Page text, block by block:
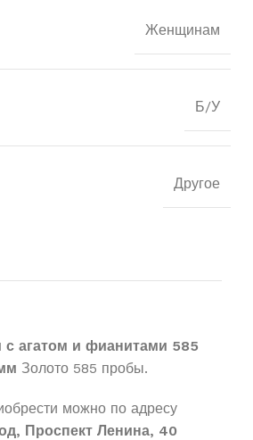
Женщинам
Б/У
Другое
с агатом и фианитами 585
Золото 585 пробы.
можно по адресу
Проспект Ленина, 40